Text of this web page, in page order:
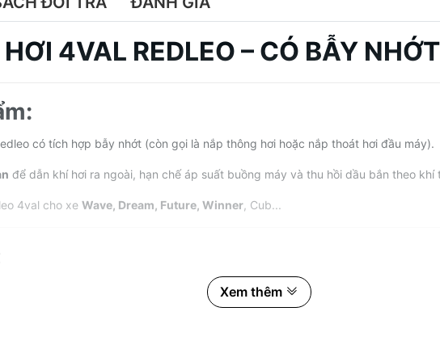
4VAL REDLEO – CÓ BẪY NHỚT
có tích hợp bẫy nhớt (còn gọi là nắp thông hơi hoặc nắp thoát hơi đầu máy).
để dẫn khí hơi ra ngoài, hạn chế áp suất buồng máy và thu hồi dầu bắn theo khí
4val cho xe Wave, Dream, Future, Winner, Cub...
Xem thêm